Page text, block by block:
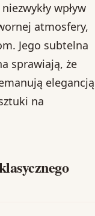
wpływ
atmosfery,
Jego subtelna
sprawiają, że
elegancją
na